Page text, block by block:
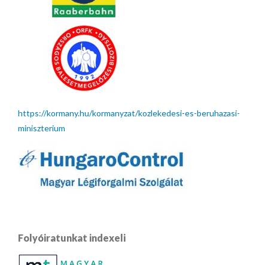
https://kormany.hu/kormanyzat/kozlekedesi-es-beruhazasi-
miniszterium
Folyóiratunkat indexeli